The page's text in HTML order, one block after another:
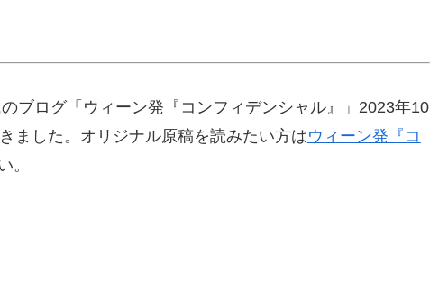
ブログ「ウィーン発『コンフィデンシャル』」2023年10
ました。オリジナル原稿を読みたい方はウィーン発『コ
。